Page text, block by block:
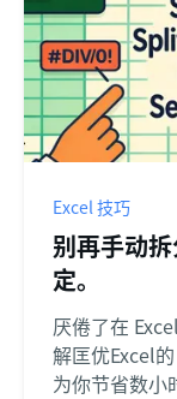
Excel 技巧
别再手动
定。
厌倦了在
解匡优Excel
为你节省数小